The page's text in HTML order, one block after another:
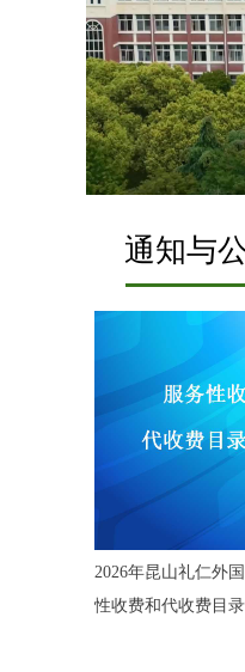
通知与
2026年昆山礼仁外
性收费和代收费目